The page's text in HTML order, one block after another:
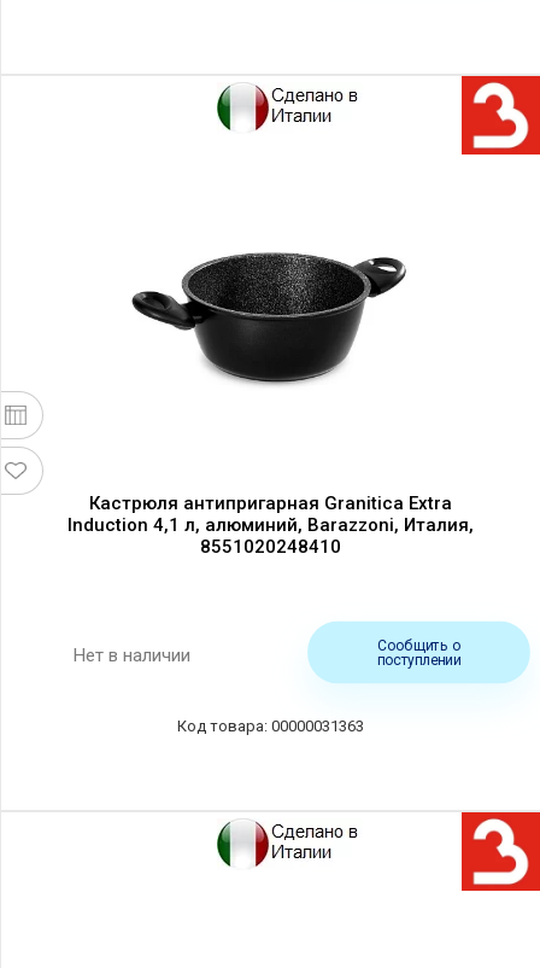
Кастрюля антипригарная Granitica Extra
Induction 4,1 л, алюминий, Barazzoni, Италия,
8551020248410
Нет в наличии
Сообщить о
поступлении
00000031363